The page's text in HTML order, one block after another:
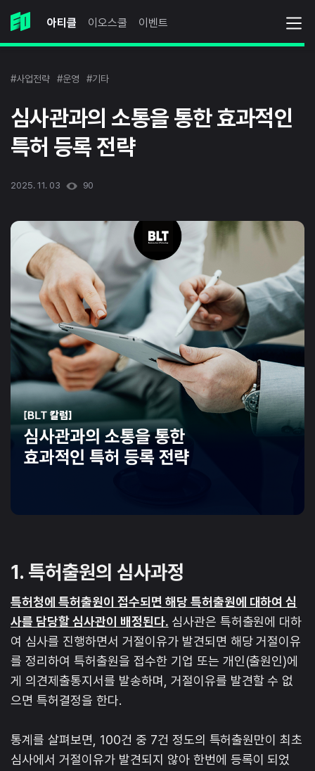
아티클 이오스쿨 이벤트
#사업전략 #운영 #기타
심사관과의 소통을 통한 효과적인
특허 등록 전략
2025. 11. 03 90
1. 특허출원의 심사과정
특허청에 특허출원이 접수되면 해당 특허출원에 대하여 심
사를 담당할 심사관이 배정된다. 심사관은 특허출원에 대하
여 심사를 진행하면서 거절이유가 발견되면 해당 거절이유
를 정리하여 특허출원을 접수한 기업 또는 개인(출원인)에
게 의견제출통지서를 발송하며, 거절이유를 발견할 수 없
으면 특허결정을 한다.
통계를 살펴보면, 100건 중 7건 정도의 특허출원만이 최초
심사에서 거절이유가 발견되지 않아 한번에 등록이 되었